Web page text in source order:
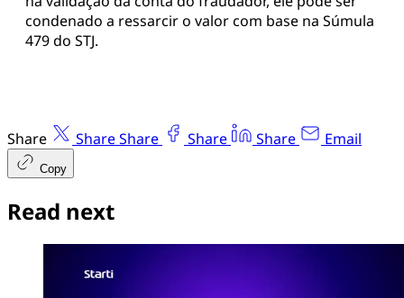
condenado a ressarcir o valor com base na Súmula
479 do STJ.
Share ShareShare Share Share Email
Copy
Read next